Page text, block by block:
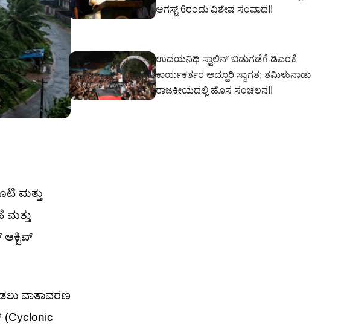
ಮತ್ತು
ಮತ್ತು
ಆಕ್ಟಿವ್
ವಾತಾವರಣ
ಆಗಸ್ಟ್ 6ರಂದು ವಿಶೇಷ ಸಂವಾದ!!
ಉದಯನಿಧಿ ಸ್ಟಾಲಿನ್ ಬಿಡುಗಡೆಗೆ ಡಿಎಂಕೆ
ಕಾರ್ಯಕರ್ತರ ಅದ್ದೂರಿ ಸ್ವಾಗತ; ತಮಿಳುನಾಡು
ರಾಜಕೀಯದಲ್ಲಿ ಹೊಸ ಸಂಚಲನ!!